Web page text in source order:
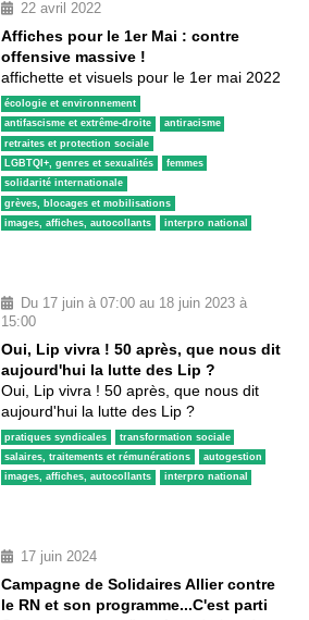
22 avril 2022
Affiches pour le 1er Mai : contre
offensive massive !
affichette et visuels pour le 1er mai 2022
écologie et environnement
antifascisme et extrême-droite
antiracisme
retraites et protection sociale
LGBTQI+, genres et sexualités
femmes
solidarité internationale
grèves, blocages et mobilisations
images, affiches, autocollants
interpro national
Du 17 juin à 07:00 au 18 juin 2023 à
15:00
Oui, Lip vivra ! 50 après, que nous dit
aujourd'hui la lutte des Lip ?
Oui, Lip vivra ! 50 après, que nous dit
aujourd'hui la lutte des Lip ?
pratiques syndicales
transformation sociale
salaires, traitements et rémunérations
autogestion
images, affiches, autocollants
interpro national
17 juin 2024
Campagne de Solidaires Allier contre
le RN et son programme...C'est parti